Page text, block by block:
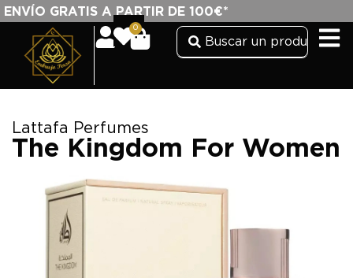
ENVÍO GRATIS A PARTIR DE 100€*
0
Lattafa Perfumes
The Kingdom For Women